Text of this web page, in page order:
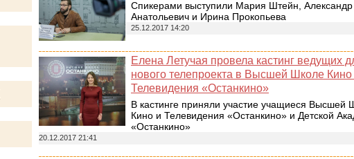
Спикерами выступили Мария Штейн, Александр
Анатольевич и Ирина Прокопьева
25.12.2017 14:20
Елена Летучая провела кастинг ведущих
нового телепроекта в Высшей Школе Кино
Телевидения «Останкино»
В кастинге приняли участие учащиеся Высшей
Кино и Телевидения «Останкино» и Детской
«Останкино»
20.12.2017 21:41